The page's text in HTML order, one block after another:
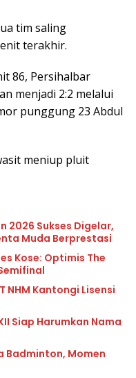
tim saling
terakhir.
86, Persihalbar
menjadi 2:2 melalui
punggung 23 Abdul
meniup pluit
2026 Sukses Digelar,
Muda Berprestasi
Kose: Optimis The
NHM Kantongi Lisensi
Siap Harumkan Nama
Badminton, Momen